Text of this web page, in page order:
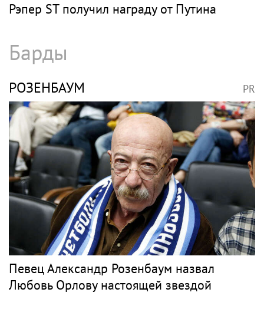
Рэпер ST получил награду от Путина
Барды
РОЗЕНБАУМ PR
Певец Александр Розенбаум назвал
Любовь Орлову настоящей звездой